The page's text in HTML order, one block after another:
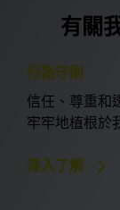
有關
行為守則
信任、尊重和
牢牢地植根於
深入了解